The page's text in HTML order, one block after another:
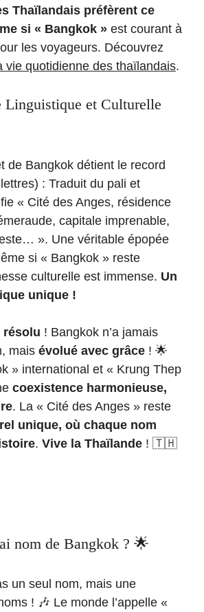
Thaïlandais préfèrent ce
si « Bangkok » est courant à
les voyageurs. Découvrez
vie quotidienne des thaïlandais.
Linguistique et Culturelle
de Bangkok détient le record
: Traduit du pali et
« Cité des Anges, résidence
capitale imprenable,
». Une véritable épopée
si « Bangkok » reste
culturelle est immense. Un
unique !
résolu ! Bangkok n’a jamais
mais évolué avec grâce ! 🌟
» international et « Krung Thep
coexistence harmonieuse,
. La « Cité des Anges » reste
unique, où chaque nom
. Vive la Thaïlande ! 🇹🇭
nom de Bangkok ? 🌟
un seul nom, mais une
! 🎶 Le monde l’appelle «